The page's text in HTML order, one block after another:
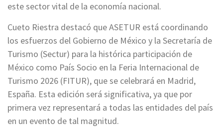
este sector vital de la economía nacional.
Cueto Riestra destacó que ASETUR está coordinando
los esfuerzos del Gobierno de México y la Secretaría de
Turismo (Sectur) para la histórica participación de
México como País Socio en la Feria Internacional de
Turismo 2026 (FITUR), que se celebrará en Madrid,
España. Esta edición será significativa, ya que por
primera vez representará a todas las entidades del país
en un evento de tal magnitud.